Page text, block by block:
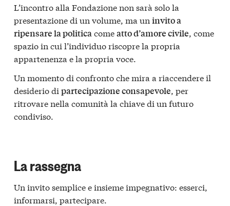
L’incontro alla Fondazione non sarà solo la
presentazione di un volume, ma un invito a
ripensare la politica comeatto d’amore civile , come
spazio in cui l’individuo riscopre la propria
appartenenza e la propria voce.
Un momento di confronto che mira a riaccendere il
desiderio di partecipazione consapevole, per
ritrovare nella comunità la chiave di un futuro
condiviso.
La rassegna
Un invito semplice e insieme impegnativo: esserci,
informarsi, partecipare.